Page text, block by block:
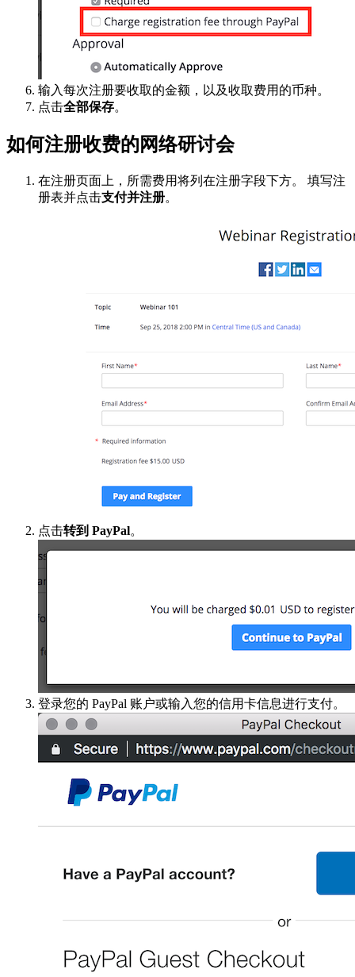
输入每次注册要收取的金额，以及收取费用的币种。
点击全部保存。
如何注册收费的网络研讨会
在注册页面上，所需费用将列在注册字段下方。 填写注
册表并点击支付并注册。
点击转到 PayPal。
登录您的 PayPal 账户或输入您的信用卡信息进行支付。